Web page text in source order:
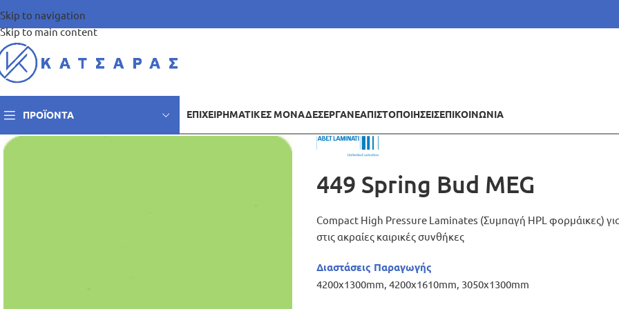
Skip to navigation
Skip to main content
ΠΡΟΪΌΝΤΑ ΕΠΙΧΕΙΡΗΜΑΤΙΚΈΣ ΜΟΝΆΔΕΣΕΡΓΑΝΕΑΠΙΣΤΟΠΟΙΗΣΕΙΣΕΠΙΚΟΙΝΩΝΙΑ
449 Spring Bud MEG
Compact High Pressure Laminates (Συμπαγή HPL φορμάικες)
στις ακραίες καιρικές συνθήκες
Διαστάσεις Παραγωγής
4200x1300mm, 4200x1610mm, 3050x1300mm